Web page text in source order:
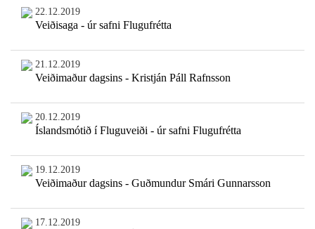
22.12.2019
Veiðisaga - úr safni Flugufrétta
21.12.2019
Veiðimaður dagsins - Kristján Páll Rafnsson
20.12.2019
Íslandsmótið í Fluguveiði - úr safni Flugufrétta
19.12.2019
Veiðimaður dagsins - Guðmundur Smári Gunnarsson
17.12.2019